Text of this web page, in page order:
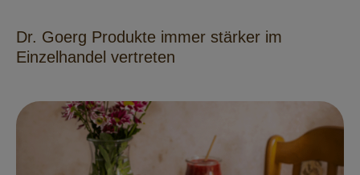
Dr. Goerg Produkte immer stärker im
Einzelhandel vertreten